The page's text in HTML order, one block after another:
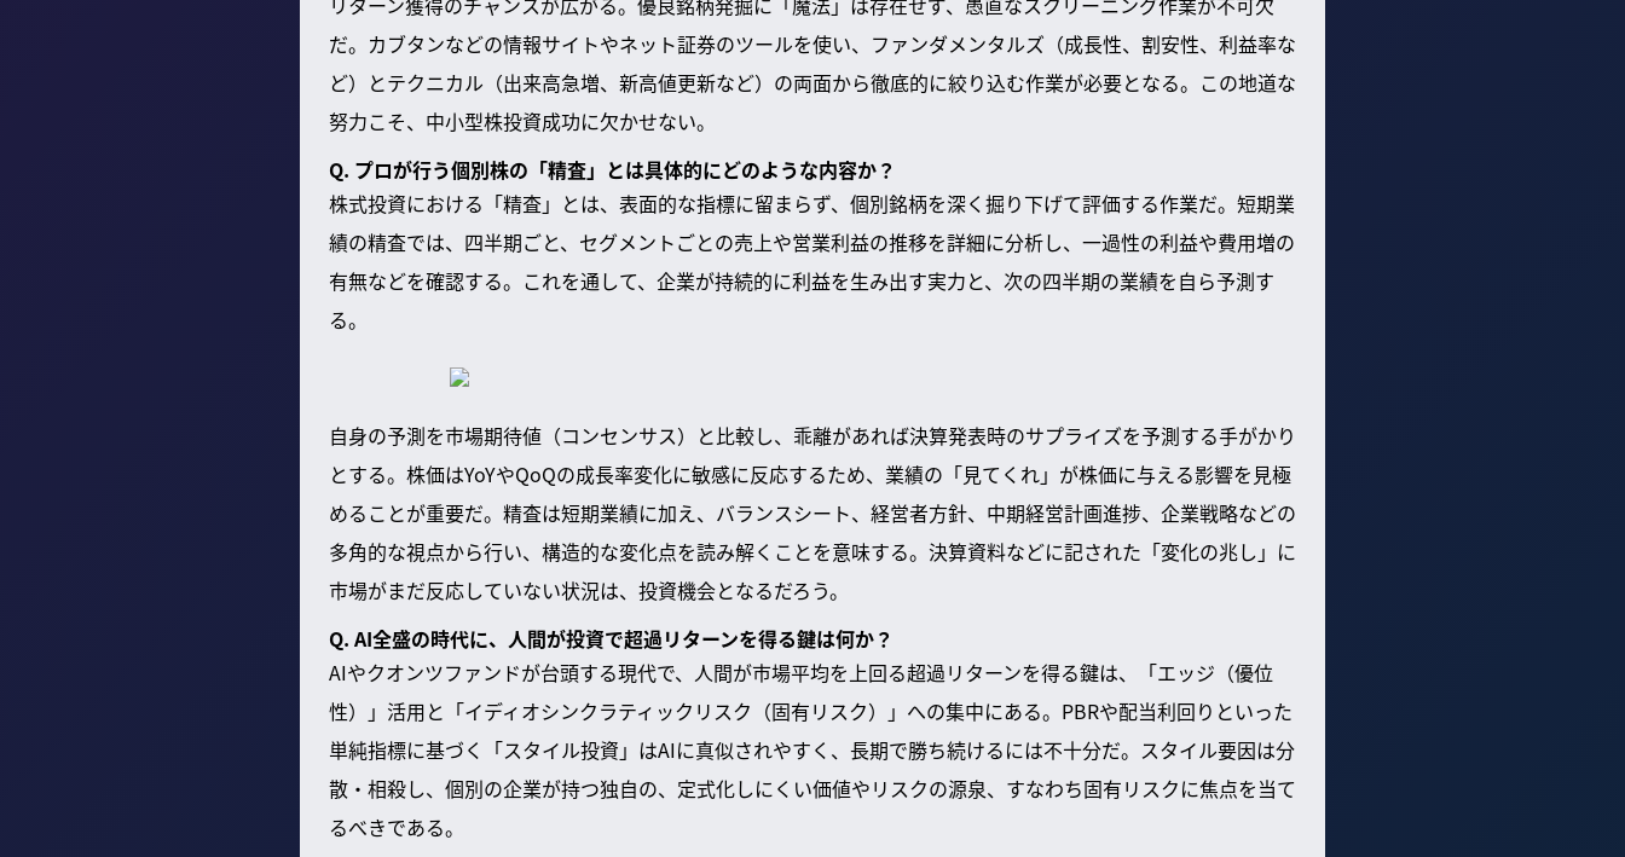
だ。カブタンなどの情報サイトやネット証券のツールを使い、ファンダメンタルズ（成長性、割安性、利益率な
ど）とテクニカル（出来高急増、新高値更新など）の両面から徹底的に絞り込む作業が必要となる。この地道な
努力こそ、中小型株投資成功に欠かせない。
Q. プロが行う個別株の「精査」とは具体的にどのような内容か？
株式投資における「精査」とは、表面的な指標に留まらず、個別銘柄を深く掘り下げて評価する作業だ。短期業
績の精査では、四半期ごと、セグメントごとの売上や営業利益の推移を詳細に分析し、一過性の利益や費用増の
有無などを確認する。これを通して、企業が持続的に利益を生み出す実力と、次の四半期の業績を自ら予測す
る。
自身の予測を市場期待値（コンセンサス）と比較し、乖離があれば決算発表時のサプライズを予測する手がかり
とする。株価はYoYやQoQの成長率変化に敏感に反応するため、業績の「見てくれ」が株価に与える影響を見極
めることが重要だ。精査は短期業績に加え、バランスシート、経営者方針、中期経営計画進捗、企業戦略などの
多角的な視点から行い、構造的な変化点を読み解くことを意味する。決算資料などに記された「変化の兆し」に
市場がまだ反応していない状況は、投資機会となるだろう。
Q. AI全盛の時代に、人間が投資で超過リターンを得る鍵は何か？
AIやクオンツファンドが台頭する現代で、人間が市場平均を上回る超過リターンを得る鍵は、「エッジ（優位
性）」活用と「イディオシンクラティックリスク（固有リスク）」への集中にある。PBRや配当利回りといった
単純指標に基づく「スタイル投資」はAIに真似されやすく、長期で勝ち続けるには不十分だ。スタイル要因は分
散・相殺し、個別の企業が持つ独自の、定式化しにくい価値やリスクの源泉、すなわち固有リスクに焦点を当て
るべきである。